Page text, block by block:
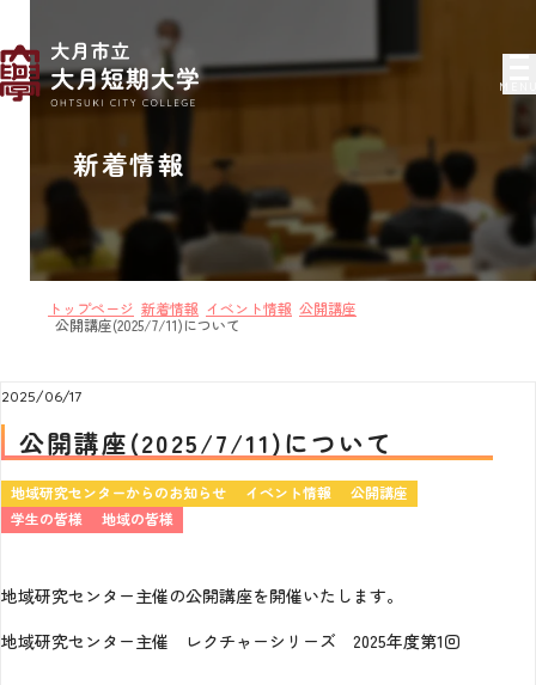
新着情報
トップページ 新着情報 イベント情報 公開講座
公開講座(2025/7/11)について
2025/06/17
公開講座(2025/7/11)について
地域研究センターからのお知らせ イベント情報
公開講座
学生の皆様
地域の皆様
地域研究センター主催の公開講座を開催いたします。
地域研究センター主催 レクチャーシリーズ 2025年度第1回